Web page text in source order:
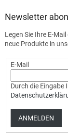
Newsletter
Legen Sie Ihre E-
neue Produkte in
E-Mail
Durch die Eingabe
ANMELDEN